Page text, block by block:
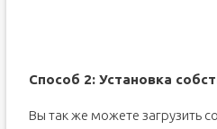
Способ 2: Установка
Вы так же можете загрузить